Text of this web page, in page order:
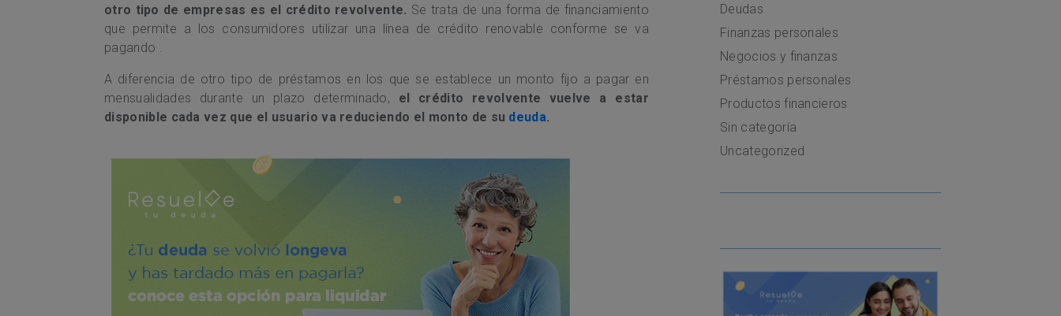
otro tipo de empresas es el crédito revolvente. Se trata de una forma de financiamiento
que permite a los consumidores utilizar una línea de crédito renovable conforme se va
pagando .
A diferencia de otro tipo de préstamos en los que se establece un monto fijo a pagar en
mensualidades durante un plazo determinado, el crédito revolvente vuelve a estar
disponible cada vez que el usuario va reduciendo el monto de su deuda.
Deudas
Finanzas personales
Negocios y finanzas
Préstamos personales
Productos financieros
Sin categoría
Uncategorized